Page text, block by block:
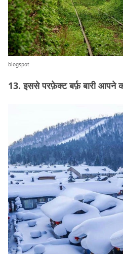
blogspot
13. इससे परफ़ेक्ट बर्फ़ बारी आपने